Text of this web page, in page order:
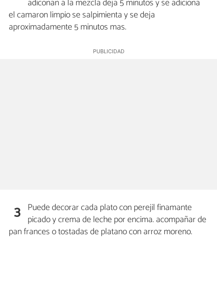
el camaron limpio se salpimienta y se deja
aproximadamente 5 minutos mas.
3 Puede decorar cada plato con perejil finamante
picado y crema de leche por encima. acompañar de
pan frances o tostadas de platano con arroz moreno.